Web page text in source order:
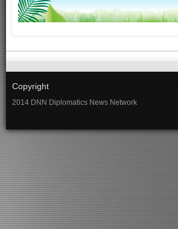
Copyright
2014 DNN Diplomatics News Network